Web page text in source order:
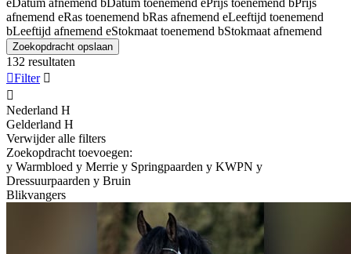
afnemend eRas toenemend bRas afnemend eLeeftijd toenemend
bLeeftijd afnemend eStokmaat toenemend bStokmaat afnemend
Zoekopdracht opslaan
132 resultaten
Filter 

Nederland H
Gelderland H
Verwijder alle filters
Zoekopdracht toevoegen:
y Warmbloed y Merrie y Springpaarden y KWPN y
Dressuurpaarden y Bruin
Blikvangers